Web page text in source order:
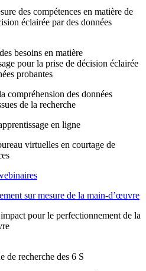
des compétences en matière de
éclairée par des données
besoins en matière
pour la prise de décision éclairée
probantes
compréhension des données
de la recherche
en ligne
virtuelles en courtage de
sur mesure de la main-d’œuvre
pour le perfectionnement de la
de recherche des 6 S